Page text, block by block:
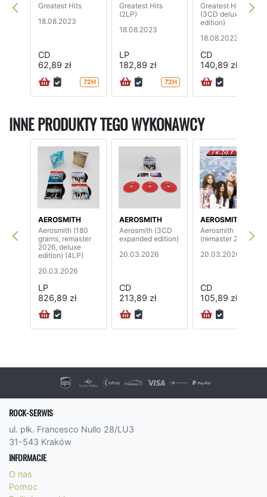
Greatest Hits
18.08.2023
CD
62,89 zł
72H
Greatest Hits
(2LP)
18.08.2023
LP
182,89 zł
72H
Greatest Hits
(3CD deluxe
edition)
18.08.2023
CD
140,89 zł
INNE PRODUKTY TEGO WYKONAWCY
AEROSMITH
Aerosmith (180
grams, remaster
2026, deluxe
edition) (4LP)
20.03.2026
LP
826,89 zł
AEROSMITH
Aerosmith (3CD
expanded edition)
20.03.2026
CD
213,89 zł
AEROSMITH
Aerosmith
(remaster 2026)
20.03.2026
CD
105,89 zł
ROCK-SERWIS
ul. płk. Francesco Nullo 28/LU3
31-543 Kraków
INFORMACJE
O nas
Pomoc